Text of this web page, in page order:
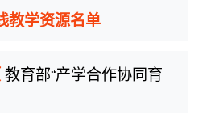
教学资源名单
教育部“产学合作协同育